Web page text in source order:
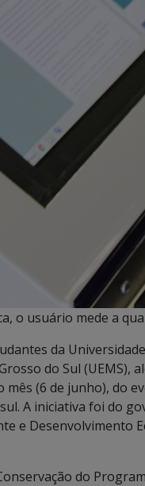
o usuário mede a
da
do Sul (UEMS),
(6 de junho), do
A iniciativa foi do
e Desenvolvimento
do